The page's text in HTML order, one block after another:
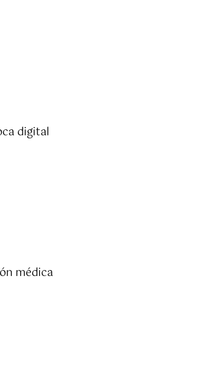
digital
médica